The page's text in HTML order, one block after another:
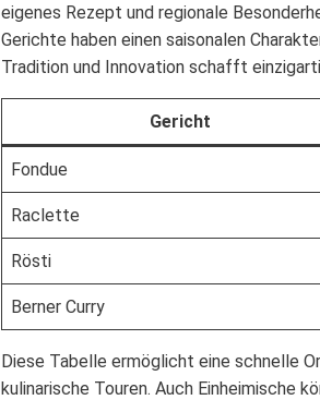
eigenes Rezept und regionale
Gerichte haben einen saisonalen
Tradition und Innovation schafft
Gericht
Fondue
Raclette
Rösti
Berner Curry
Diese Tabelle ermöglicht eine schnelle
kulinarische Touren. Auch Einheimische